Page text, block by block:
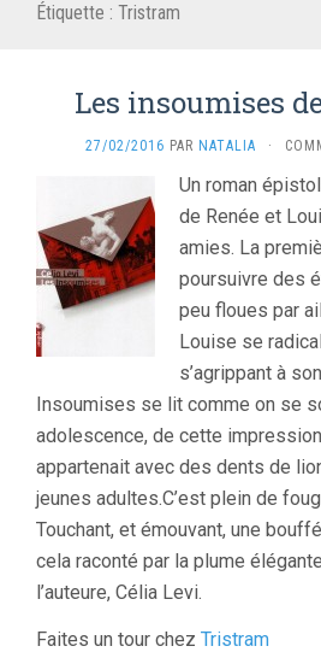
Étiquette : Tristram
Les insoumises
27/02/2016 PAR NATALIA ·
Un roman
de Renée et
amies. La
poursuivre des
peu floues par
Louise se
s’agrippant à
Insoumises se lit comme on se
adolescence, de cette
appartenait avec des dents de
jeunes adultes.C’est plein de
Touchant, et émouvant, une
cela raconté par la plume
l’auteure, Célia Levi.
Faites un tour chez Tristram